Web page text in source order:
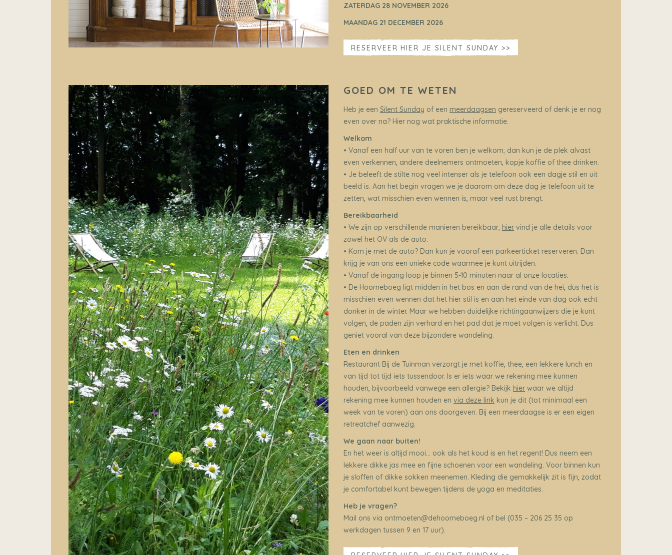
ZATERDAG 28 NOVEMBER 2026
MAANDAG 21 DECEMBER 2026
RESERVEER HIER JE SILENT SUNDAY >>
GOED OM TE WETEN
Heb je een Silent Sunday of een meerdaagsen gereserveerd of denk je er nog
even over na? Hier nog wat praktische informatie.
Welkom
• Vanaf een half uur van te voren ben je welkom; dan kun je de plek alvast
even verkennen, andere deelnemers ontmoeten, kopje koffie of thee drinken.
• Je beleeft de stilte nog veel intenser als je telefoon ook een dagje stil en uit
beeld is. Aan het begin vragen we je daarom om deze dag je telefoon uit te
zetten, wat misschien even wennen is, maar veel rust brengt.
Bereikbaarheid
• We zijn op verschillende manieren bereikbaar; hier vind je alle details voor
zowel het OV als de auto.
• Kom je met de auto? Dan kun je vooraf een parkeerticket reserveren. Dan
krijg je van ons een unieke code waarmee je kunt uitrijden.
• Vanaf de ingang loop je binnen 5-10 minuten naar al onze locaties.
• De Hoorneboeg ligt midden in het bos en aan de rand van de hei, dus het is
misschien even wennen dat het hier stil is en aan het einde van dag ook echt
donker in de winter. Maar we hebben duidelijke richtingaanwijzers die je kunt
volgen, de paden zijn verhard en het pad dat je moet volgen is verlicht. Dus
geniet vooral van deze bijzondere wandeling.
Eten en drinken
Restaurant Bij de Tuinman verzorgt je met koffie, thee, een lekkere lunch en
van tijd tot tijd iets tussendoor. Is er iets waar we rekening mee kunnen
houden, bijvoorbeeld vanwege een allergie? Bekijk hier waar we altijd
rekening mee kunnen houden en via deze link kun je dit (tot minimaal een
week van te voren) aan ons doorgeven. Bij een meerdaagse is er een eigen
retreatchef aanwezig.
We gaan naar buiten!
En het weer is altijd mooi… ook als het koud is en het regent! Dus neem een
lekkere dikke jas mee en fijne schoenen voor een wandeling. Voor binnen kun
je sloffen of dikke sokken meenemen. Kleding die gemakkelijk zit is fijn, zodat
je comfortabel kunt bewegen tijdens de yoga en meditaties.
Heb je vragen?
Mail ons via ontmoeten@dehoorneboeg.nl of bel (035 – 206 25 35 op
werkdagen tussen 9 en 17 uur).